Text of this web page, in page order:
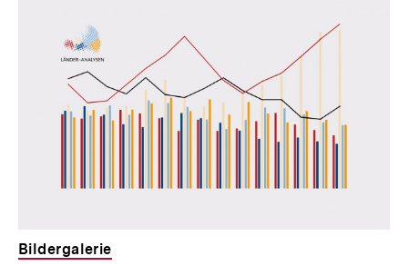
Bildergalerie